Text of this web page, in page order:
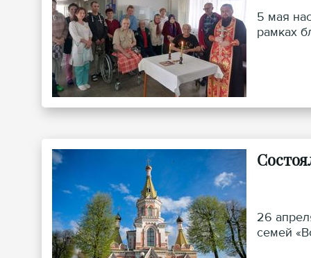
5 мая
рамках
26
семей